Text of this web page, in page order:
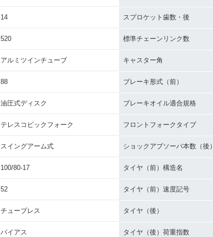
14 スプロケット歯数・後
520 標準チェーンリンク数
アルミツインチューブ キャスター角
88 ブレーキ形式（前）
油圧式ディスク ブレーキオイル適合規格
テレスコピックフォーク フロントフォークタイプ
スイングアーム式 ショックアブソーバ本数（後）
100/80-17 タイヤ（前）構造名
52 タイヤ（前）速度記号
チューブレス タイヤ（後）
バイアス タイヤ（後）荷重指数